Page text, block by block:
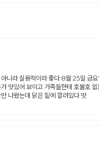
니라 실용적이라 좋다 8월 25일 금
있어 보이고 가족들한테 호불호 없
나왔는데 닭은 밑에 깔려있다 맛